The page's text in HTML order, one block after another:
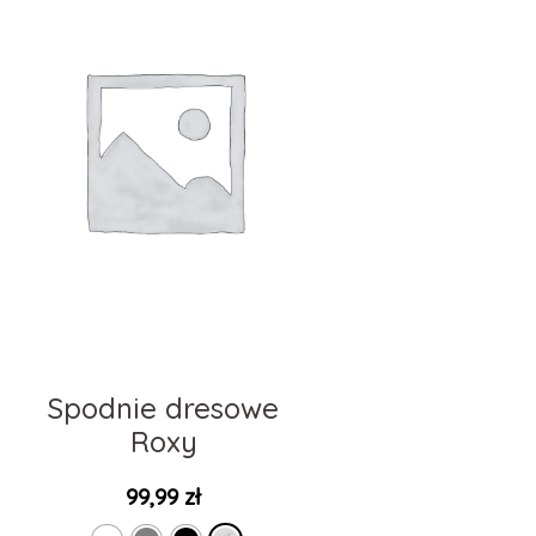
Spodnie dresowe
Roxy
99,99zł